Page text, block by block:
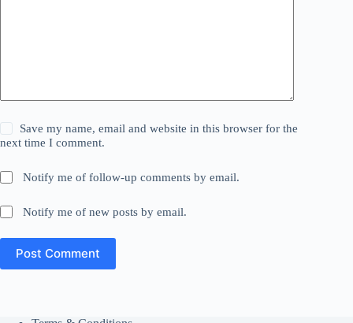
Save my name, email and website in this browser for the
next time I comment.
Notify me of follow-up comments by email.
Notify me of new posts by email.
Post Comment